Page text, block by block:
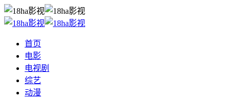
首页
电影
电视剧
综艺
动漫